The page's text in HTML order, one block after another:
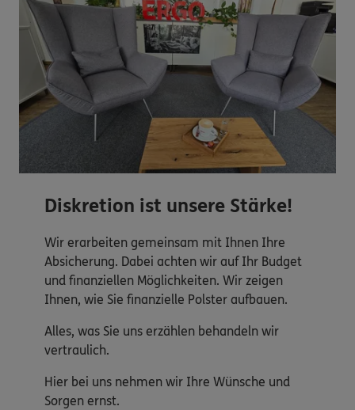
Diskretion ist unsere Stärke!
Wir erarbeiten gemeinsam mit Ihnen Ihre
Absicherung. Dabei achten wir auf Ihr Budget
und finanziellen Möglichkeiten. Wir zeigen
Ihnen, wie Sie finanzielle Polster aufbauen.
Alles, was Sie uns erzählen behandeln wir
vertraulich.
Hier bei uns nehmen wir Ihre Wünsche und
Sorgen ernst.